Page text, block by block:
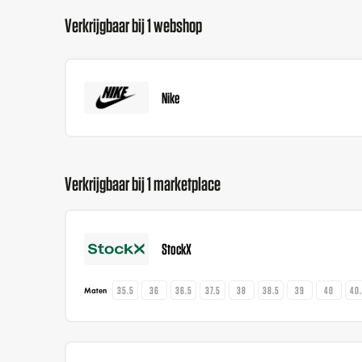
Verkrijgbaar bij 1 webshop
Nike
Verkrijgbaar bij 1 marketplace
StockX
Maten 35.5 36 36.5 37.5 38 38.5 39 40